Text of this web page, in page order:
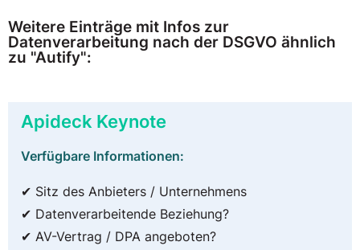
Weitere Einträge mit Infos zur
Datenverarbeitung nach der DSGVO ähnlich
zu "Autify":
Apideck Keynote
Verfügbare Informationen:
✔ Sitz des Anbieters / Unternehmens
✔ Datenverarbeitende Beziehung?
✔ AV-Vertrag / DPA angeboten?